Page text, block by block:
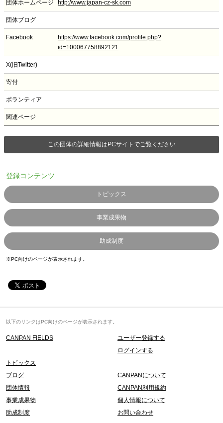
団体ホームページ http://www.japan-cz-sk.com
団体ブログ
Facebook
https://www.facebook.com/profile.php?
id=100067758892121
X(旧Twitter)
寄付
ボランティア
関連ページ
この団体の詳細情報はPCサイトでご覧ください
登録コンテンツ
トピックス
事業成果物
助成制度
※PC向けのページが表示されます。
以下のリンクはPC向けのページが表示されます。
CANPAN FIELDS
ユーザー登録する
ログインする
トピックス
ブログ
団体情報
事業成果物
助成制度
CANPANについて
CANPAN利用規約
個人情報について
お問い合わせ